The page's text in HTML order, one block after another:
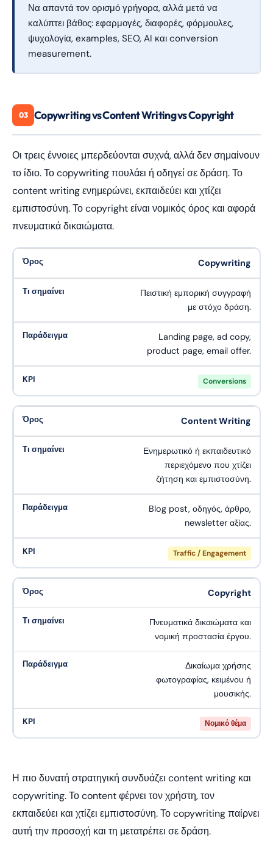
Να απαντά τον ορισμό γρήγορα, αλλά μετά να
καλύπτει βάθος: εφαρμογές, διαφορές, φόρμουλες,
ψυχολογία, examples, SEO, AI και conversion
measurement.
03 Copywriting vs Content Writing vs Copyright
Οι τρεις έννοιες μπερδεύονται συχνά, αλλά δεν σημαίνουν
το ίδιο. Το copywriting πουλάει ή οδηγεί σε δράση. Το
content writing ενημερώνει, εκπαιδεύει και χτίζει
εμπιστοσύνη. Το copyright είναι νομικός όρος και αφορά
πνευματικά δικαιώματα.
Copywriting
Πειστική εμπορική συγγραφή
με στόχο δράση.
Landing page, ad copy,
product page, email offer.
Conversions
Content Writing
Ενημερωτικό ή εκπαιδευτικό
περιεχόμενο που χτίζει
ζήτηση και εμπιστοσύνη.
Blog post, οδηγός, άρθρο,
newsletter αξίας.
Traffic / Engagement
Copyright
Πνευματικά δικαιώματα και
νομική προστασία έργου.
Δικαίωμα χρήσης
φωτογραφίας, κειμένου ή
μουσικής.
Νομικό θέμα
Η πιο δυνατή στρατηγική συνδυάζει content writing και
copywriting. Το content φέρνει τον χρήστη, τον
εκπαιδεύει και χτίζει εμπιστοσύνη. Το copywriting παίρνει
αυτή την προσοχή και τη μετατρέπει σε δράση.